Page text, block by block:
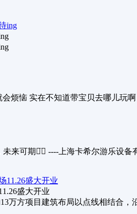
烦恼 实在不知道带宝贝去哪儿玩
期◡̈⃝ ----上海卡希尔游乐设备
盛大开业
万方项目建筑布局以点线相结合，